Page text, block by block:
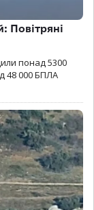
Повітряні
понад 5300
48 000 БПЛА